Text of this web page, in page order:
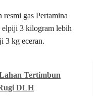
resmi gas Pertamina
elpiji 3 kilogram lebih
3 kg eceran.
Tertimbun
DLH